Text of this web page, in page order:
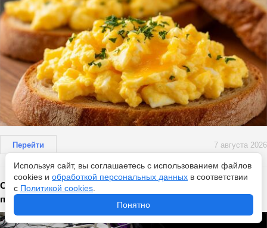
Перейти 7 августа 2026
Сколько времени телефон можно держать на зарядке
после 100%
Используя сайт, вы соглашаетесь с использованием файлов
cookies и обработкой персональных данных в соответствии
с Политикой cookies
Понятно